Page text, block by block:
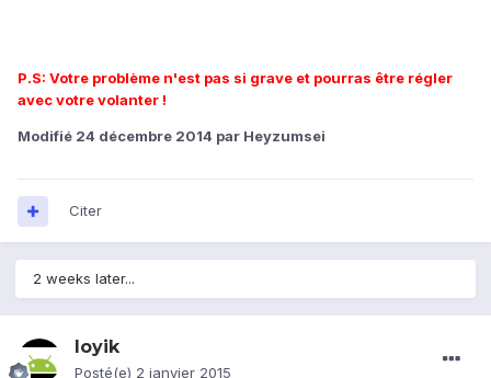
P.S: Votre problème n'est pas si grave et pourras être régler
avec votre volanter !
Modifié 24 décembre 2014 par Heyzumsei
Citer
2 weeks later...
loyik
Posté(e) 2 janvier 2015